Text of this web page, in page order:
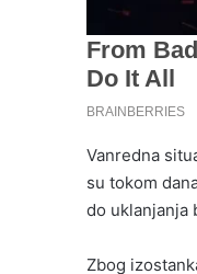
Vanredna
su tokom
do uklanjanja
Zbog